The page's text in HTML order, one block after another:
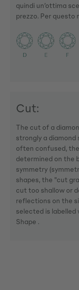
quindi un’ottima
prezzo. Per questo
Cut:
The cut of a
strongly a diamond
often confused,
determined on the
symmetry
shapes, the "cut
cut too shallow or
reflections on the
selected is labelled
Shape .